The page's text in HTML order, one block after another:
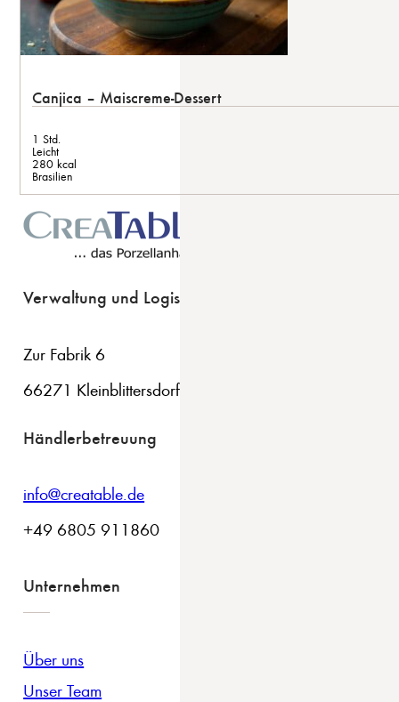
Canjica – Maiscreme-Dessert
1 Std.
Leicht
280 kcal
Brasilien
Verwaltung und Logistik
Zur Fabrik 6
66271 Kleinblittersdorf
Händlerbetreuung
info@creatable.de
+49 6805 911860
Unternehmen
Über uns
Unser Team